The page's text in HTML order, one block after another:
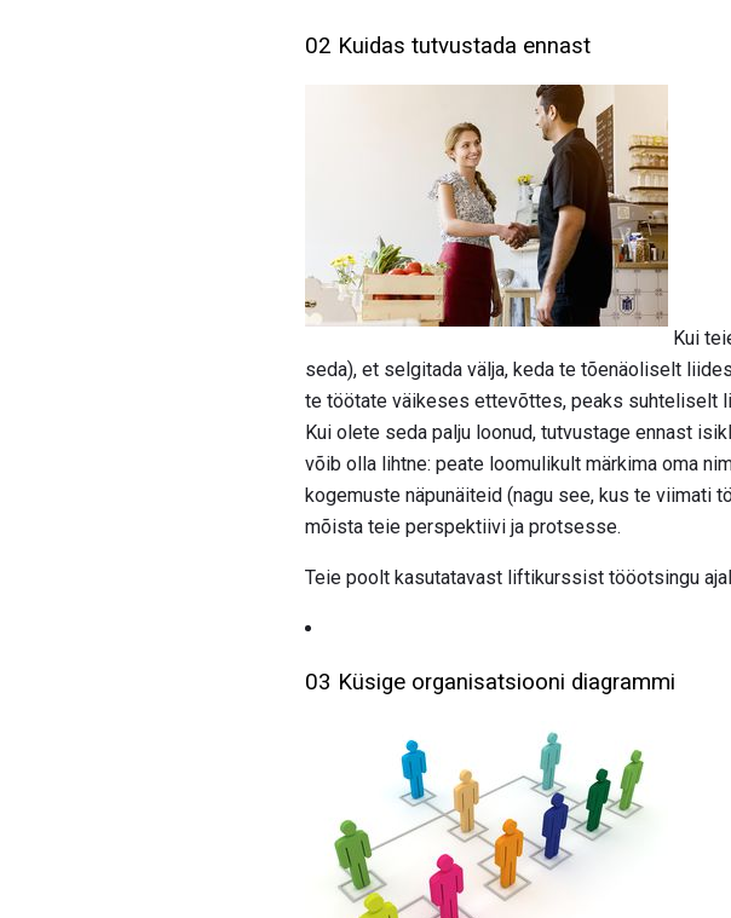
02 Kuidas tutvustada ennast
Kui
seda), et selgitada välja, keda te tõenäoliselt
te töötate väikeses ettevõttes, peaks suhteliselt
Kui olete seda palju loonud, tutvustage ennast
võib olla lihtne: peate loomulikult märkima oma
kogemuste näpunäiteid (nagu see, kus te viimati
mõista teie perspektiivi ja protsesse.
Teie poolt kasutatavast liftikurssist tööotsingu
03 Küsige organisatsiooni diagrammi